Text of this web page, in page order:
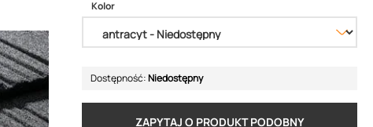
Kolor
Dostępność:Niedostępny
ZAPYTAJ O PRODUKT PODOBNY